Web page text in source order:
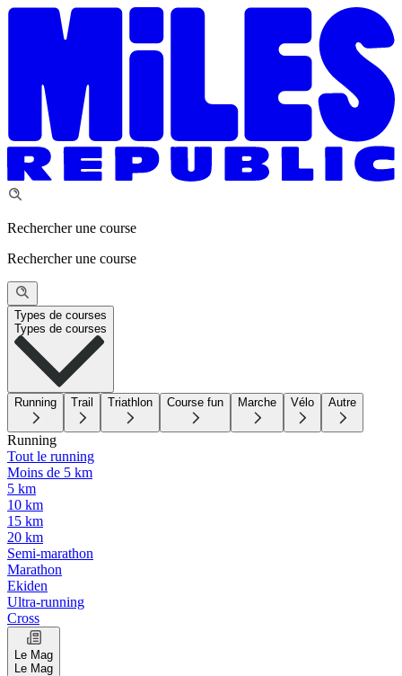
Rechercher une course
Rechercher une course
Types de courses
Types de courses
Running Trail Triathlon Course fun Marche Vélo Autre
Running
Tout le running
Moins de 5 km
5 km
10 km
15 km
20 km
Semi-marathon
Marathon
Ekiden
Ultra-running
Cross
Le Mag
Le Mag